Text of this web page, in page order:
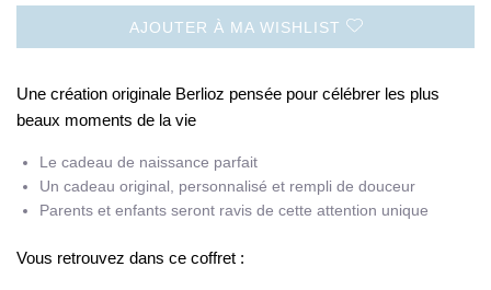
AJOUTER À MA WISHLIST
Une création originale Berlioz pensée pour célébrer les plus
beaux moments de la vie
Le cadeau de naissance parfait
Un cadeau original, personnalisé et rempli de douceur
Parents et enfants seront ravis de cette attention unique
Vous retrouvez dans ce coffret :